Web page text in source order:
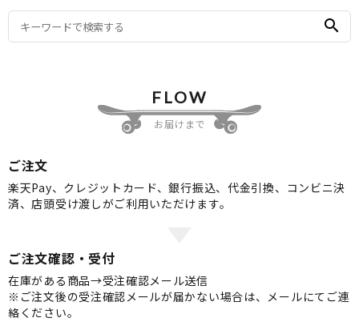
search
FLOW
お届けまで
ご注文
楽天Pay、クレジットカード、銀行振込、代金引換、コンビニ決
済、店頭受け渡しがご利用いただけます。
ご注文確認・受付
在庫がある商品→受注確認メール送信
※ご注文後の受注確認メールが届かない場合は、メールにてご連
絡ください。